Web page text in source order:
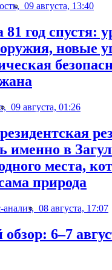
09 августа, 13:40
год спустя:
оружия, новые
09 августа, 01:26
именно в
места,
природа
анализ, 08 августа, 17:07
6–7